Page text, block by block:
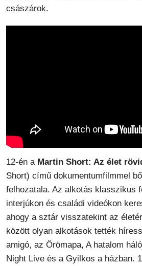
császárok.
12-én a Martin Short: Az élet
Short) című dokumentumfilmmel
felhozatala. Az alkotás klasszikus
interjúkon és családi videókon
ahogy a sztár visszatekint az
között olyan alkotások tették
amigó, az Örömapa, A hatalom
Night Live és a Gyilkos a házban.